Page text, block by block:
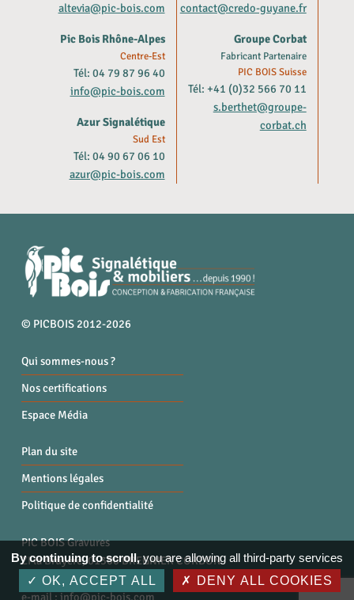
altevia@pic-bois.com
Pic Bois Rhône-Alpes
Centre-Est
Tél: 04 79 87 96 40
info@pic-bois.com
Azur Signalétique
Sud Est
Tél: 04 90 67 06 10
azur@pic-bois.com
contact@credo-guyane.fr
Groupe Corbat
Fabricant Partenaire
PIC BOIS Suisse
Tél: +41 (0)32 566 70 11
s.berthet@groupe-
corbat.ch
© PICBOIS 2012-2026
Qui sommes-nous ?
Nos certifications
Espace Média
Plan du site
Mentions légales
Politique de confidentialité
PIC BOIS Gravures
ZI la Bruyère, 01300 BREGNIER CORDON
Tél. : 04 79 87 96 40
e-mail :info@pic-bois.com
By continuing to scroll,you are allowing all third-party services
OK, ACCEPT ALL
DENY ALL COOKIES